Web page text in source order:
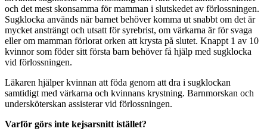
och det mest skonsamma för mamman i slutskedet av förlossningen.
Sugklocka används när barnet behöver komma ut snabbt om det är
mycket ansträngt och utsatt för syrebrist, om värkarna är för svaga
eller om mamman förlorat orken att krysta på slutet. Knappt 1 av 10
kvinnor som föder sitt första barn behöver få hjälp med sugklocka
vid förlossningen.
Läkaren hjälper kvinnan att föda genom att dra i sugklockan
samtidigt med värkarna och kvinnans krystning. Barnmorskan och
undersköterskan assisterar vid förlossningen.
Varför görs inte kejsarsnitt istället?